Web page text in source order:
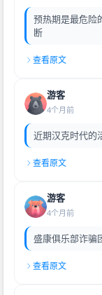
预热期是最危
断
查看原文
游客
4个月前
近期汉克时代的
查看原文
游客
4个月前
盛康俱乐部诈骗
查看原文